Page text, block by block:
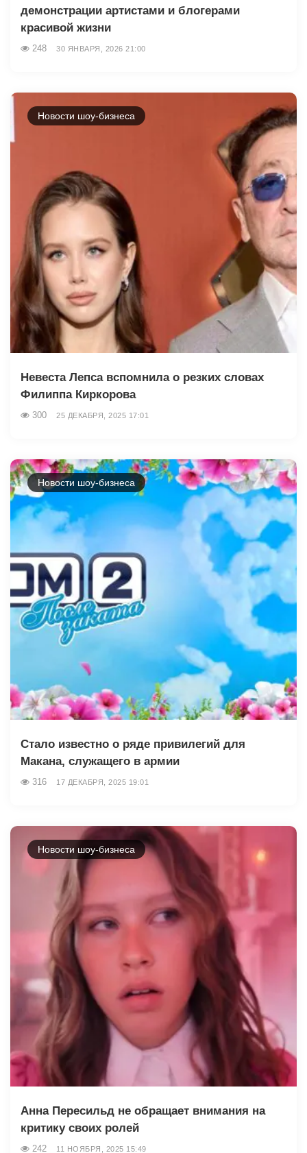
демонстрации артистами и блогерами
красивой жизни
248 30 ЯНВАРЯ, 2026 21:00
Новости шоу-бизнеса
Невеста Лепса вспомнила о резких словах
Филиппа Киркорова
300 25 ДЕКАБРЯ, 2025 17:01
Новости шоу-бизнеса
Стало известно о ряде привилегий для
Макана, служащего в армии
316 17 ДЕКАБРЯ, 2025 19:01
Новости шоу-бизнеса
Анна Пересильд не обращает внимания на
критику своих ролей
242 11 НОЯБРЯ, 2025 15:49